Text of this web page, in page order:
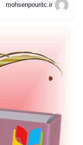
mohsenpouritc.ir